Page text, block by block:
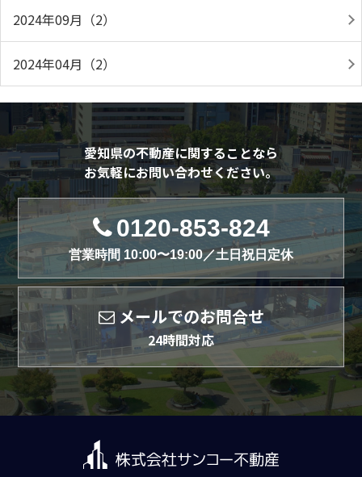
2024年09月（2）
2024年04月（2）
愛知県の不動産に関することなら
お気軽にお問い合わせください。
0120-853-824
営業時間 10:00〜19:00／土日祝日定休
メールでのお問合せ
24時間対応